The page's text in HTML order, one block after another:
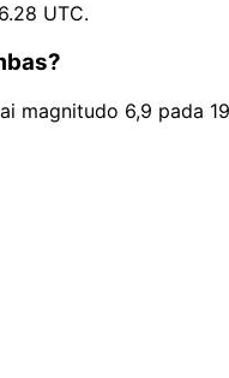
UTC.
magnitudo 6,9 pada